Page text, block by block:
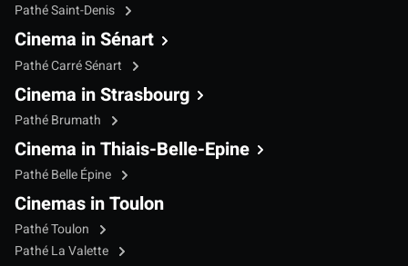
Pathé Saint-Denis
Cinema in Sénart
Pathé Carré Sénart
Cinema in Strasbourg
Pathé Brumath
Cinema in Thiais-Belle-Epine
Pathé Belle Épine
Cinemas in Toulon
Pathé Toulon
Pathé La Valette